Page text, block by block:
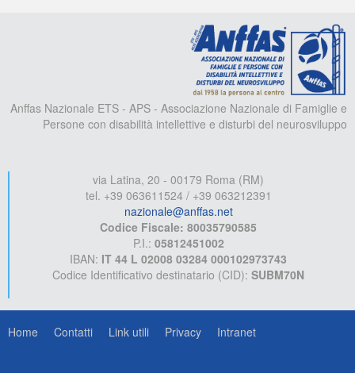
Anffas Nazionale ETS - APS - Associazione Nazionale di Famiglie e
Persone con disabilità intellettive e disturbi del neurosviluppo
via Latina, 20 - 00179 Roma (RM)
tel. +39 063611524 / +39 063212391
nazionale@anffas.net
Codice Fiscale: 80035790585
P.I.: 05812451002
IBAN: IT 44 L 02008 03284 000102973743
Codice Identificativo destinatario (CID): SUBM70N
Home Contatti Link utili Privacy Intranet